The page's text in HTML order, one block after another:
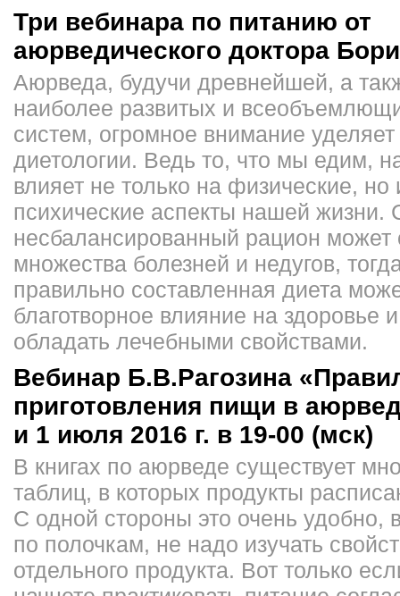
Три вебинара по питанию от
аюрведического доктора
Аюрведа, будучи древнейшей, а
наиболее развитых и
систем, огромное внимание
диетологии. Ведь то, что мы едим,
влияет не только на физические, но
психические аспекты нашей жизни.
несбалансированный рацион может
множества болезней и недугов,
правильно составленная диета
благотворное влияние на здоровье
обладать лечебными свойствами.
Вебинар Б.В.Рагозина
приготовления пищи в
и 1 июля 2016 г. в 19-00 (мск)
В книгах по аюрведе существует
таблиц, в которых продукты
С одной стороны это очень удобно,
по полочкам, не надо изучать
отдельного продукта. Вот только